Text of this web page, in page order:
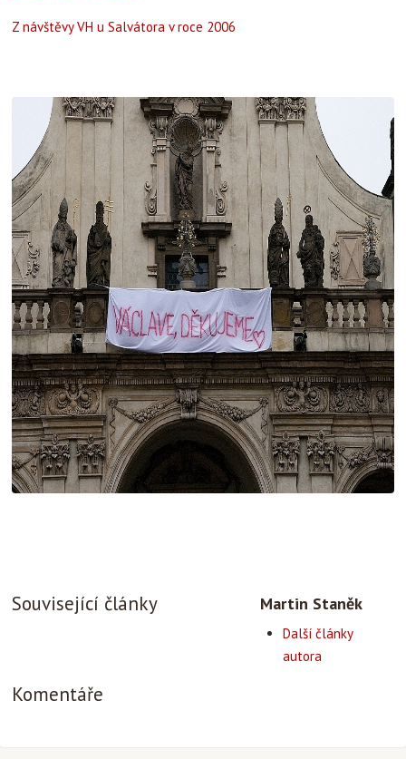
Z návštěvy VH u Salvátora v roce 2006
Související články Martin Staněk
Další články
autora
Komentáře